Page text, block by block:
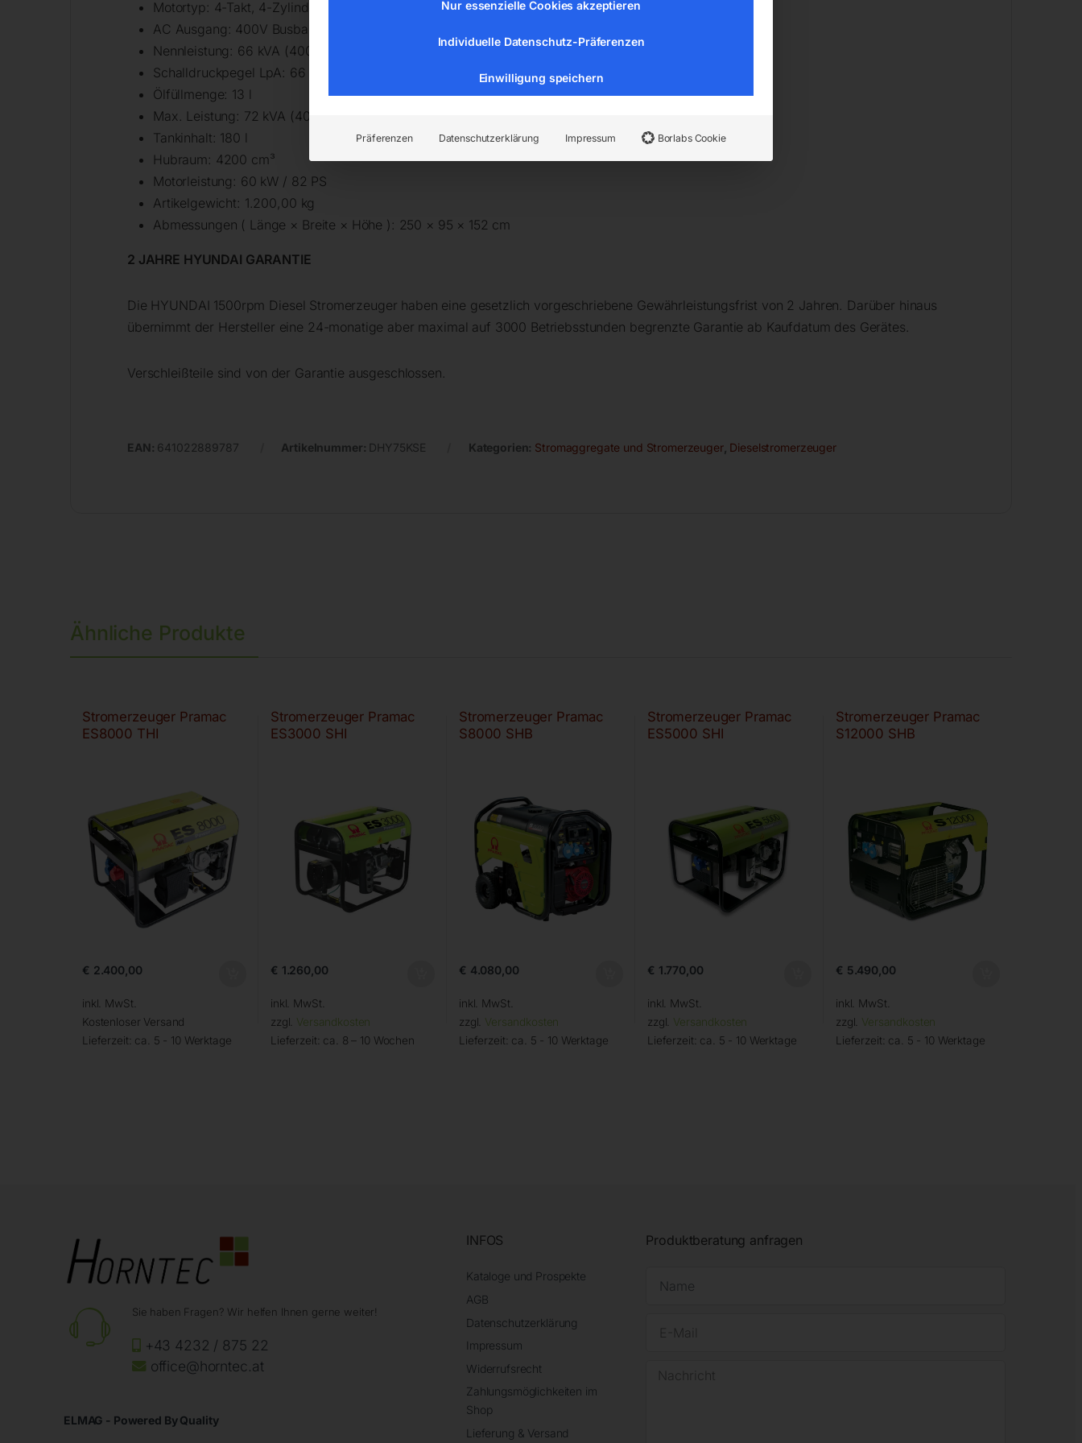
Motortyp: 4-Takt, 4-Zylinder Turbo, Wasserkühlung
AC Ausgang: 400V Busbar
Nennleistung: 66 kVA (400V) / 53 kW (230V)
Schalldruckpegel LpA: 66 dB / 7 m (bei 75% Last)
Ölfüllmenge: 13 l
Max. Leistung: 72 kVA (400V) / 58,0 kW (230V)
Tankinhalt: 180 l
Hubraum: 4200 cm³
Motorleistung: 60 kW / 82 PS
Artikelgewicht: 1.200,00 kg
Abmessungen ( Länge × Breite × Höhe ): 250 × 95 × 152 cm
2 JAHRE HYUNDAI GARANTIE
Die HYUNDAI 1500rpm Diesel Stromerzeuger haben eine gesetzlich vorgeschriebene Gewährleistungsfrist von 2 Jahren. Darüber hinaus
übernimmt der Hersteller eine 24-monatige aber maximal auf 3000 Betriebsstunden begrenzte Garantie ab Kaufdatum des Gerätes.
Verschleißteile sind von der Garantie ausgeschlossen.
EAN: 641022889787 Artikelnummer: DHY75KSE Kategorien: Stromaggregate und Stromerzeuger, Dieselstromerzeuger
Ähnliche Produkte
Stromerzeuger Pramac
ES8000 THI
€ 2.400,00
inkl. MwSt.
Kostenloser Versand
Lieferzeit: ca. 5 - 10 Werktage
Stromerzeuger Pramac
ES3000 SHI
€ 1.260,00
inkl. MwSt.
zzgl. Versandkosten
Lieferzeit: ca. 8 – 10 Wochen
Stromerzeuger Pramac
S8000 SHB
€ 4.080,00
inkl. MwSt.
zzgl. Versandkosten
Lieferzeit: ca. 5 - 10 Werktage
Stromerzeuger Pramac
ES5000 SHI
€ 1.770,00
inkl. MwSt.
zzgl. Versandkosten
Lieferzeit: ca. 5 - 10 Werktage
Stromerzeuger Pramac
S12000 SHB
€ 5.490,00
inkl. MwSt.
zzgl. Versandkosten
Lieferzeit: ca. 5 - 10 Werktage
Sie haben Fragen? Wir helfen Ihnen gerne weiter!
+43 4232 / 875 22
office@horntec.at
ELMAG - Powered By Quality
INFOS
Kataloge und Prospekte
AGB
Datenschutzerklärung
Impressum
Widerrufsrecht
Zahlungsmöglichkeiten im
Shop
Lieferung & Versand
Produktberatung anfragen
Nur essenzielle Cookies akzeptieren
Individuelle Datenschutz-Präferenzen
Einwilligung speichern
Präferenzen Datenschutzerklärung Impressum Borlabs Cookie